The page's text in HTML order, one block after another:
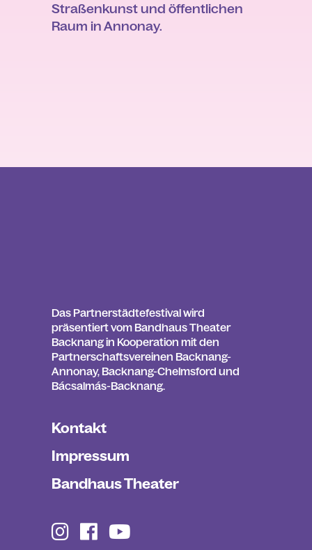
Straßenkunst und öffentlichen
Raum in Annonay.
Das Partnerstädtefestival wird
präsentiert vom Bandhaus Theater
Backnang in Kooperation mit den
Partnerschaftsvereinen Backnang-
Annonay, Backnang-Chelmsford und
Bácsalmás-Backnang.
Kontakt
Impressum
Bandhaus Theater